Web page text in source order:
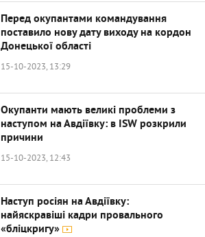
Перед окупантами командування
поставило нову дату виходу на кордон
Донецької області
15-10-2023, 13:29
Окупанти мають великі проблеми з
наступом на Авдіївку: в ISW розкрили
причини
15-10-2023, 12:43
Наступ росіян на Авдіївку:
найяскравіші кадри провального
«бліцкригу»